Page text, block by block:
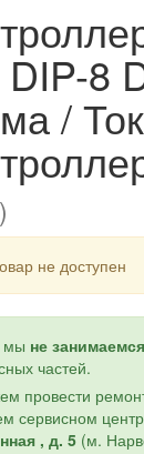
8
/
не доступен
мы не
частей.
провести
сервисном
, д. 5 (м.